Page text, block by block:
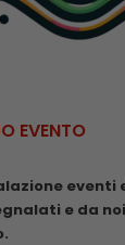
EVENTO
eventi
e da